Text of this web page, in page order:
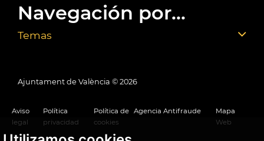
Navegación por...
Temas
Ajuntament de València © 2026
Aviso
legal
Política
privacidad
Política de
cookies
Agencia Antifraude
Mapa
Web